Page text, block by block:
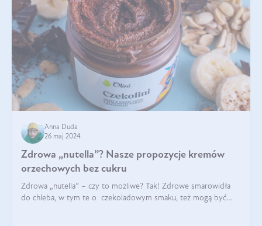
Anna Duda
26 maj 2024
Zdrowa „nutella”? Nasze propozycje kremów
orzechowych bez cukru
Zdrowa „nutella” – czy to możliwe? Tak! Zdrowe smarowidła
do chleba, w tym te o czekoladowym smaku, też mogą być